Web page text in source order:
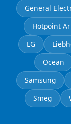
General
Hotpoint
LG
Ocean
Samsung
Smeg